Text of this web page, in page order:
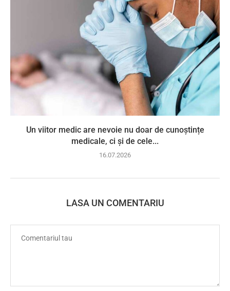
Un viitor medic are nevoie nu doar de cunoștințe
medicale, ci și de cele...
16.07.2026
LASA UN COMENTARIU